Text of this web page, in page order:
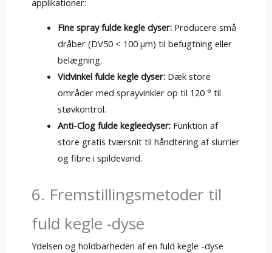
Fine spray fulde kegle dyser: Producere små
dråber (DV50 < 100 μm) til befugtning eller
belægning.
Vidvinkel fulde kegle dyser: Dæk store
områder med sprayvinkler op til 120 ° til
støvkontrol.
Anti-Clog fulde kegleedyser: Funktion af
store gratis tværsnit til håndtering af slurrier
og fibre i spildevand.
6. Fremstillingsmetoder til
fuld kegle -dyse
Ydelsen og holdbarheden af ​​en fuld kegle -dyse